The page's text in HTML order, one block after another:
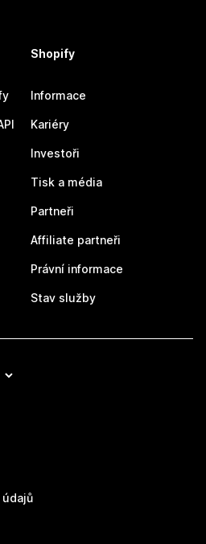
Shopify
Informace
Kariéry
Investoři
Tisk a média
Partneři
Affiliate partneři
Právní informace
Stav služby
údajů